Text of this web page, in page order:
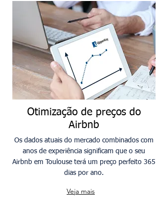
Otimização de preços do
Airbnb
Os dados atuais do mercado combinados com
anos de experiência significam que o seu
Airbnb em Toulouse terá um preço perfeito 365
dias por ano.
Veja mais